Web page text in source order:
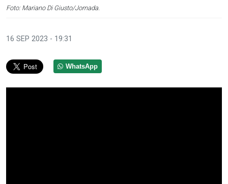
Foto: Mariano Di Giusto/Jornada.
16 SEP 2023 - 19:31
WhatsApp